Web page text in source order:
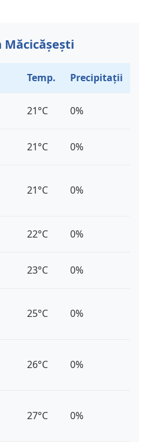
Măcicășești
Temp. Precipitații
21°C 0%
21°C 0%
21°C 0%
22°C 0%
23°C 0%
25°C 0%
26°C 0%
27°C 0%